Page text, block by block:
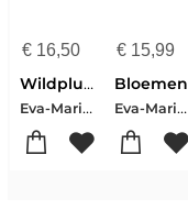
€16,50
Wildplukken
Eva-Maria Dreyer
€15,99
Bloemen
Eva-Maria Dreyer